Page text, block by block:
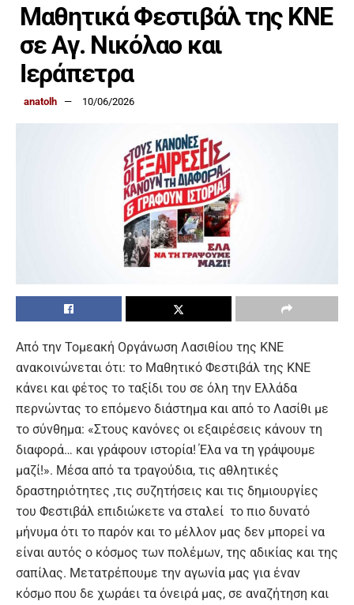
Μαθητικά Φεστιβάλ της ΚΝΕ
σε Αγ. Νικόλαο και
Ιεράπετρα
anatolh 10/06/2026
Από την Τομεακή Οργάνωση Λασιθίου της ΚΝΕ
ανακοινώνεται ότι: το Μαθητικό Φεστιβάλ της ΚΝΕ
κάνει και φέτος το ταξίδι του σε όλη την Ελλάδα
περνώντας το επόμενο διάστημα και από το Λασίθι με
το σύνθημα: «Στους κανόνες οι εξαιρέσεις κάνουν τη
διαφορά… και γράφουν ιστορία! Έλα να τη γράψουμε
μαζί!». Μέσα από τα τραγούδια, τις αθλητικές
δραστηριότητες ,τις συζητήσεις και τις δημιουργίες
του Φεστιβάλ επιδιώκετε να σταλεί το πιο δυνατό
μήνυμα ότι το παρόν και το μέλλον μας δεν μπορεί να
είναι αυτός ο κόσμος των πολέμων, της αδικίας και της
σαπίλας. Μετατρέπουμε την αγωνία μας για έναν
κόσμο που δε χωράει τα όνειρά μας, σε αναζήτηση και